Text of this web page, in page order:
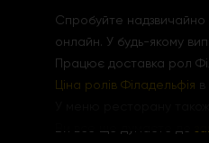
Спробуйте надзвичайно
онлайн. У будь-якому
Працює доставка рол
Ціна ролів Філадельфія
Ви все ще думаєте де